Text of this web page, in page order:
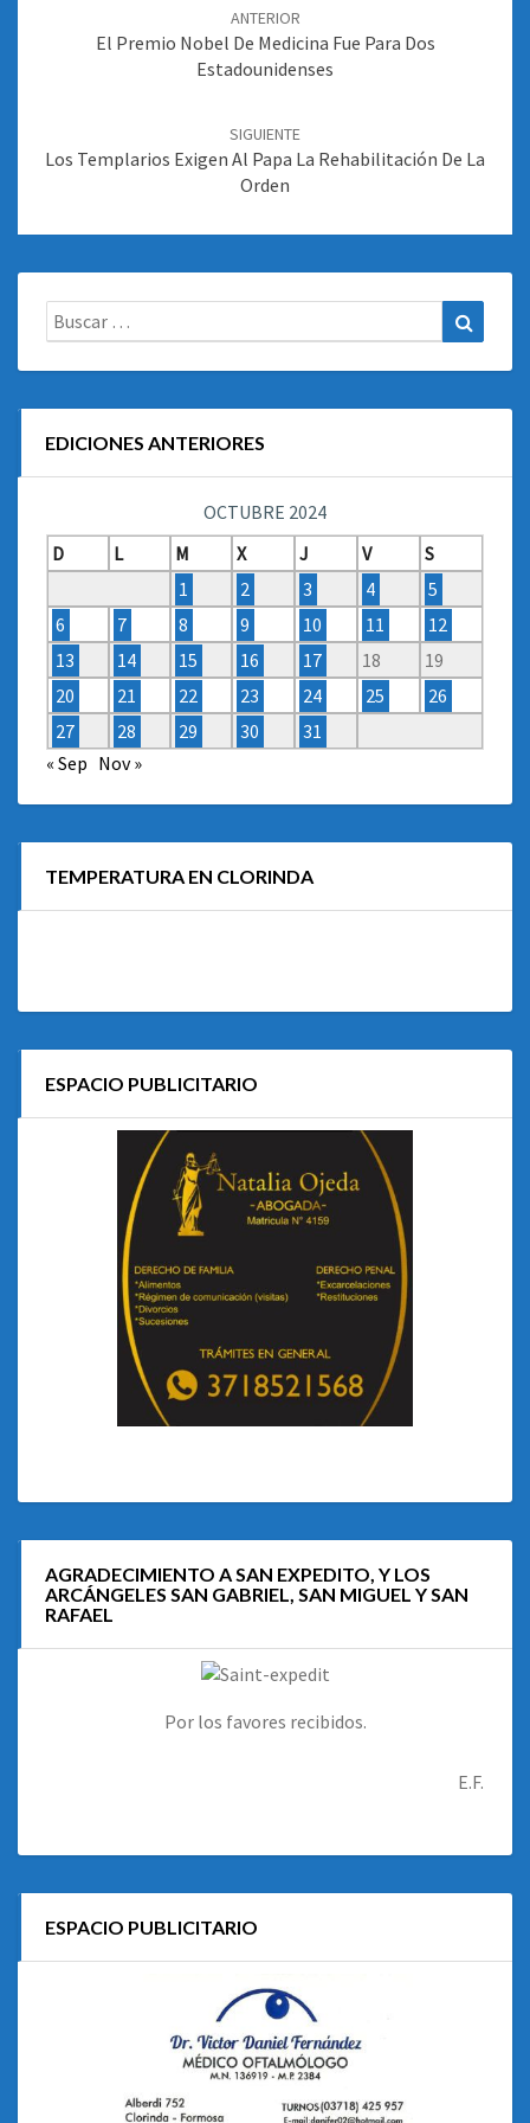
entradas
ANTERIOR
El Premio Nobel De Medicina Fue Para Dos
Estadounidenses
SIGUIENTE
Los Templarios Exigen Al Papa La Rehabilitación De La
Orden
Buscar:
EDICIONES ANTERIORES
OCTUBRE 2024
D
L M X J V
S
1
2 3 4
5
6
7 8 9 10 11
12
13
14 15 16 17 18
19
20
21 22 23 24 25
26
27
28 29 30
31
« Sep Nov »
TEMPERATURA EN CLORINDA
ESPACIO PUBLICITARIO
AGRADECIMIENTO A SAN EXPEDITO, Y LOS
ARCÁNGELES SAN GABRIEL, SAN MIGUEL Y SAN
RAFAEL
Por los favores recibidos.
E.F.
ESPACIO PUBLICITARIO